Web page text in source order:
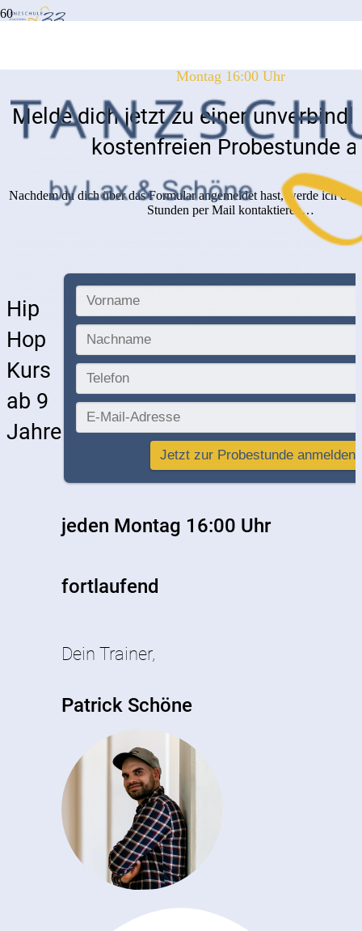
Montag 16:00 Uhr
Melde dich jetzt zu einer
kostenfreien Probestunde
Nachdem du dich über das Formular angemeldet hast, werde ich
Stunden per Mail kontaktieren…
Hip
Hop
Kurs
ab 9
Jahre
jeden Montag 16:00 Uhr
fortlaufend
Dein Trainer,
Patrick Schöne